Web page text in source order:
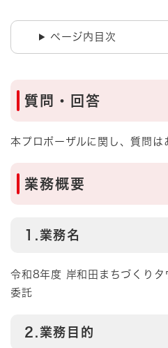
ページ内目次
質問・回答
本プロポーザルに関し、質問は
業務概要
1.業務名
令和8年度 岸和田まちづくり
委託​
2.業務目的